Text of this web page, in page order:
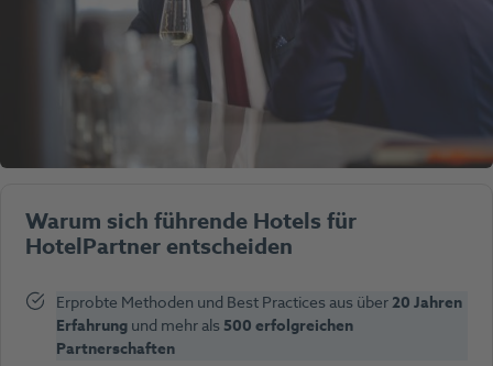
Warum sich führende Hotels für
HotelPartner entscheiden
Erprobte Methoden und Best Practices aus über20 Jahren
Erfahrungund mehr als 500 erfolgreichen
Partnerschaften